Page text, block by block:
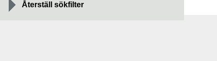
Återställ sökfilter